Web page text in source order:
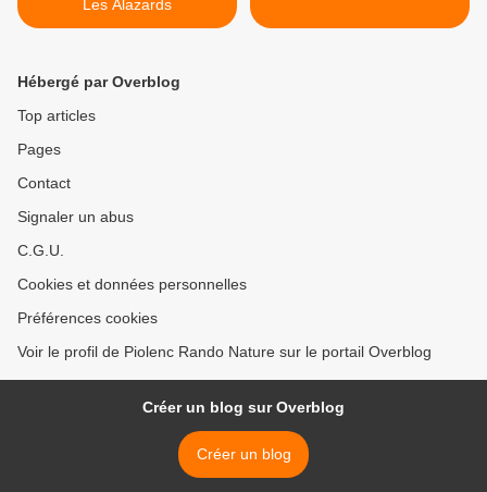
Les Alazards
Hébergé par Overblog
Top articles
Pages
Contact
Signaler un abus
C.G.U.
Cookies et données personnelles
Préférences cookies
Voir le profil de Piolenc Rando Nature sur le portail Overblog
Créer un blog sur Overblog
Créer un blog